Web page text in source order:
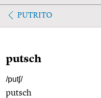
PUTRITO
putsch
/putʃ/
putsch